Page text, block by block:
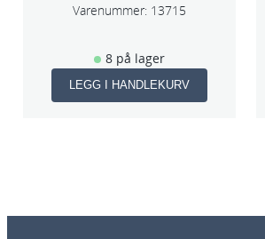
Varenummer: 13715
8 på lager
LEGG I HANDLEKURV